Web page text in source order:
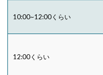
10:00~12:00くらい
12:00くらい